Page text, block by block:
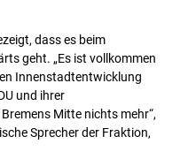
dass es beim
geht. „Es ist vollkommen
Innenstadtentwicklung
und ihrer
Mitte nichts mehr“,
Sprecher der Fraktion,